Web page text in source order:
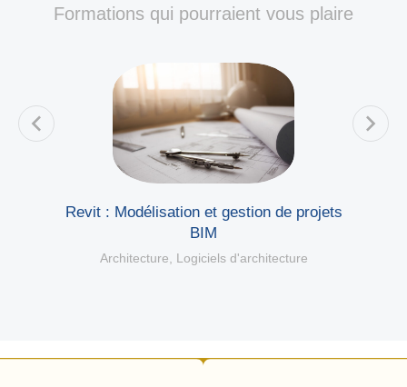
Formations qui pourraient vous plaire
Revit : Modélisation et gestion de projets
BIM
Architecture, Logiciels d'architecture